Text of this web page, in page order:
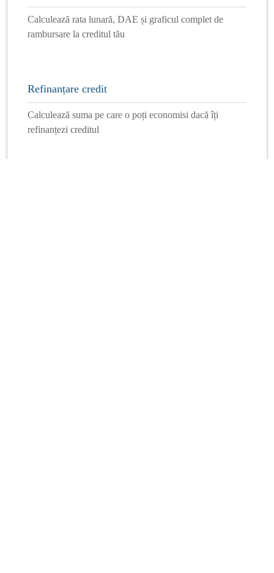
Calculează rata lunară, DAE și graficul complet de
rambursare la creditul tău
Refinanțare credit
Calculează suma pe care o poți economisi dacă îți
refinanțezi creditul